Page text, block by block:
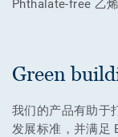
Phthalate-free 乙
Green
我们的产品有助于
发展标准，并满足